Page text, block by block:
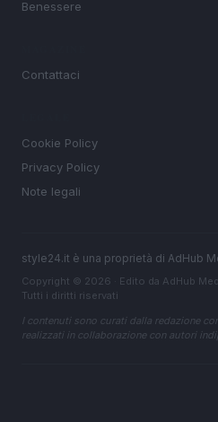
Benessere
Contattaci
Cookie Policy
Privacy Policy
Note legali
style24.it è una proprietà di AdHub
Copyright © 2026 · Edito da AdHub
Tutti i diritti riservati
I contenuti sono curati dalla redazione
realizzati in collaborazione con autori